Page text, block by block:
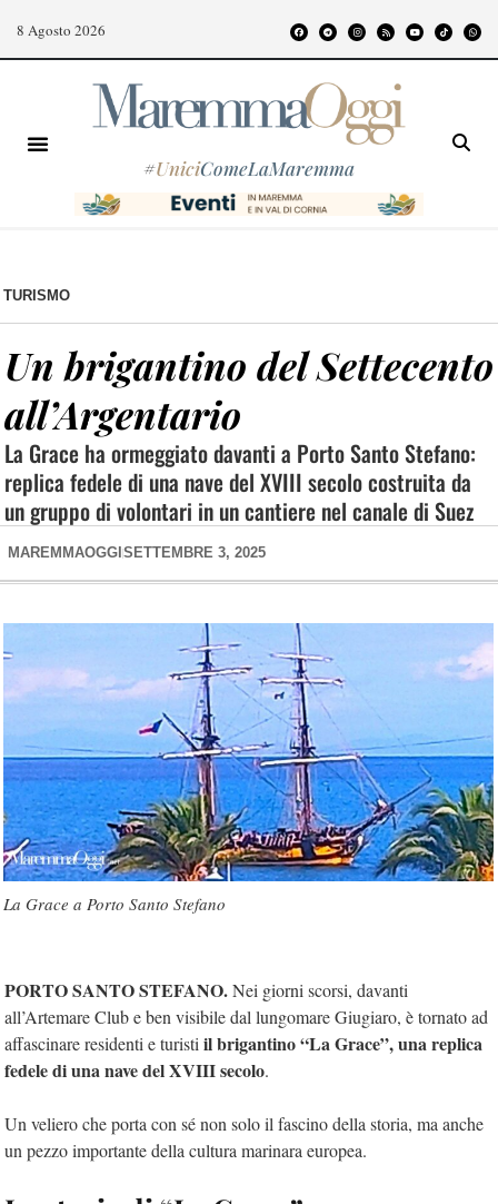
8 Agosto 2026
#UniciComeLaMaremma
TURISMO
Un brigantino del Settecento
all’Argentario
La Grace ha ormeggiato davanti a Porto Santo Stefano:
replica fedele di una nave del XVIII secolo costruita da
un gruppo di volontari in un cantiere nel canale di Suez
MAREMMAOGGI SETTEMBRE 3, 2025
La Grace a Porto Santo Stefano
PORTO SANTO STEFANO.Nei giorni scorsi, davanti
all’Artemare Club e ben visibile dal lungomare Giugiaro, è tornato ad
affascinare residenti e turisti il brigantino “La Grace”, una replica
fedele di una nave del XVIII secolo.
Un veliero che porta con sé non solo il fascino della storia, ma anche
un pezzo importante della cultura marinara europea.